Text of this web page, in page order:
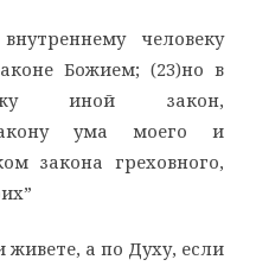
человеку
Божием; (23)но в
иной закон,
ума моего и
закона греховного,
а по Духу, если